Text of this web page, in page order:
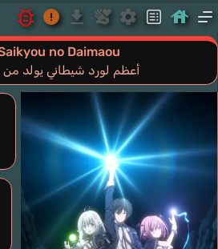
no Daimaou
أعظم لورد شيطاني يولد من